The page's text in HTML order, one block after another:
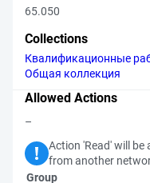
65.050
Collections
Квалификационные
Общая коллекция
Allowed Actions
–
Action 'Read' will be
from another
Group